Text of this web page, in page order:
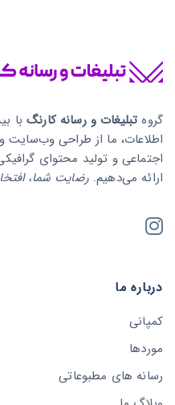
گروه تبلیغات و رسانه کارنگ
اطلاعات، ما از طراحی
اجتماعی و تولید محتوای
ارائه می‌دهیم.رضایت شما،
درباره ما
کمپانی
موردها
رسانه های مطبوعاتی